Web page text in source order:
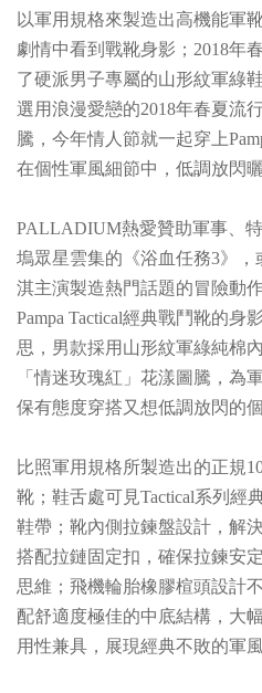
以軍用規格來製造出高機能軍
劇情中看到戰靴身影；2018年
了硬派男子專屬的山形紋軍綠
選用浪漫愛戀的2018年春夏流
騰，今年情人節就一起穿上
在個性軍風細節中，低調放閃曬
PALLADIUM熱愛贊助軍事、
塢眾星雲集的《浴血任務3》，
淇主演製造熱門話題的冒險動
Pampa Tactical經典戰鬥靴的身
思，男款採用山形紋軍綠純棉
「情迷玫瑰紅」花漾圖騰，為
保有態度穿搭又想低調放閃的個
比照軍用規格所製造出的正規
靴；鞋舌處可見Tactical系列經
鞋帶；靴內側拉鍊盤設計，解
搭配拉鏈固定扣，確保拉鍊安
思維；飛機輪胎橡膠楦頭設計
配舒適度極佳的中底結構，大
用性兼具，展現經典不敗的軍風